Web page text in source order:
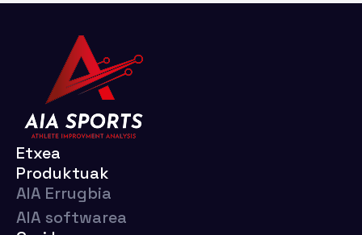
Etxea
Produktuak
AIA Errugbia
AIA softwarea